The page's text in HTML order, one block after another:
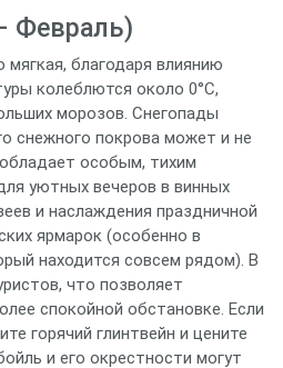
Февраль)
благодаря влиянию
колеблются около 0°C,
морозов. Снегопады
снежного покрова может и не
особым, тихим
уютных вечеров в винных
и наслаждения праздничной
ярмарок (особенно в
находится совсем рядом). В
что позволяет
спокойной обстановке. Если
горячий глинтвейн и цените
и его окрестности могут